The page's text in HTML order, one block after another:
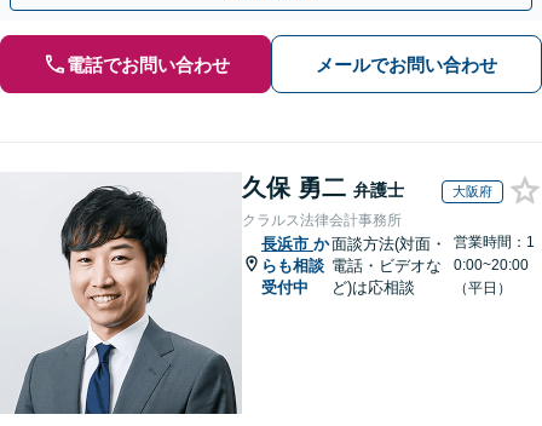
電話でお問い合わせ メールでお問い合わせ
久保 勇二 弁護士 大阪府
クラルス法律会計事務所
長浜市 か
らも相談
受付中
面談方法(対面・
電話・ビデオな
ど)は応相談
営業時間：1
0:00~20:00
（平日）